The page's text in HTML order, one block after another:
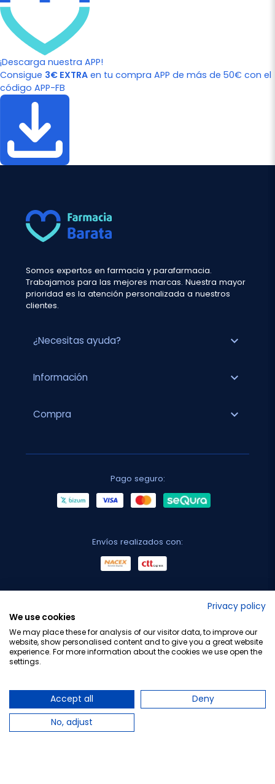
¡Descarga nuestra APP!
Consigue 3€ EXTRA en tu compra APP de más de 50€ con el
código APP-FB
Somos expertos en farmacia y parafarmacia.
Trabajamos para las mejores marcas. Nuestra mayor
prioridad es la atención personalizada a nuestros
clientes.
¿Necesitas ayuda? expand_more
Información expand_more
Compra expand_more
Pago seguro:
Envíos realizados con:
Privacy policy
We use cookies
We may place these for analysis of our visitor data, to improve our
website, show personalised content and to give you a great website
experience. For more information about the cookies we use open the
settings.
Accept all
Deny
No, adjust